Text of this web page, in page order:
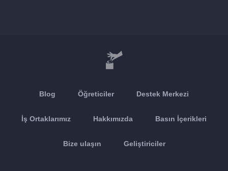
Blog Öğreticiler Destek Merkezi
İş Ortaklarımız Hakkımızda Basın İçerikleri
Bize ulaşın Geliştiriciler